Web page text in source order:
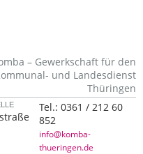
– Gewerkschaft für den
und Landesdienst
Thüringen
Tel.:0361 / 212 60
852
info@komba-
thueringen.de